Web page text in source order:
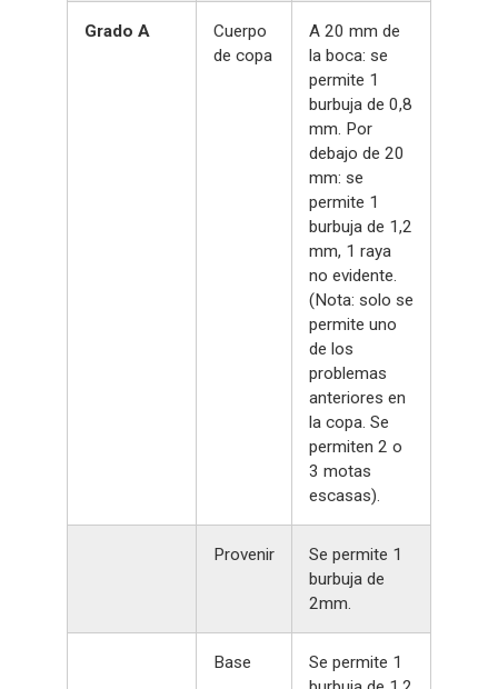
Grado A
Cuerpo
de copa
A 20 mm de
la boca: se
permite 1
burbuja de 0,8
mm. Por
debajo de 20
mm: se
permite 1
burbuja de 1,2
mm, 1 raya
no evidente.
(Nota: solo se
permite uno
de los
problemas
anteriores en
la copa. Se
permiten 2 o
3 motas
escasas).
Provenir
Se permite 1
burbuja de
2mm.
Base
Se permite 1